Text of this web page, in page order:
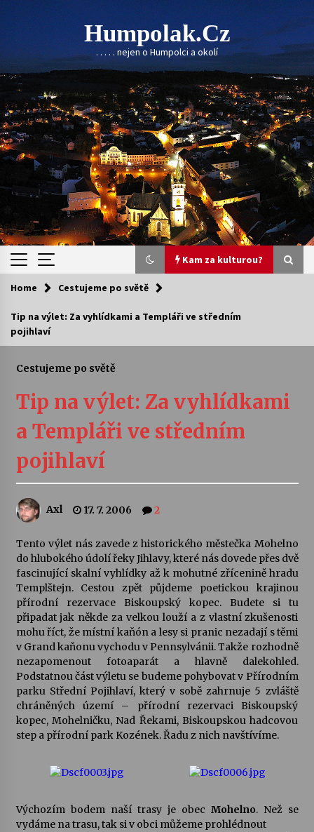
Skip
to
content
Humpolak.cz
. . . . . nejen o Humpolci a okolí
Kam za kulturou?
Kam za kulturou?
4. 8. 2026
Vernisáž výstavy Josefíny Duškové: Stávám se
kapkou
30. 7. 2026
Veselí muzikanti
30. 7. 2026
šedesátka: 28. 7.–1. 8. 2026
28. 7. 2026
Letní koncerty ve Stromovce: Kolchoz a
Jenakaši
28. 7. 2026
Votavžatský ploty
23. 7. 2026
Letní koncerty ve Stromovce: Rufus Miller
22. 7. 2026
Home Cestujeme po světě
Tip na výlet: Za vyhlídkami a Templáři ve středním
pojihlaví
Cestujeme po světě
Tip na výlet: Za vyhlídkami
a Templáři ve středním
pojihlaví
Axl 17. 7. 2006 2
Tento výlet nás zavede z historického městečka Mohelno
do hlubokého údolí řeky Jihlavy, které nás dovede přes dvě
fascinující skalní vyhlídky až k mohutné zřícenině hradu
Templštejn. Cestou zpět půjdeme poetickou krajinou
přírodní rezervace Biskoupský kopec. Budete si tu
připadat jak někde za velkou louží a z vlastní zkušenosti
mohu říct, že místní kaňón a lesy si pranic nezadají s těmi
v Grand kaňonu vychodu v Pennsylvánii. Takže rozhodně
nezapomenout fotoaparát a hlavně dalekohled.
Podstatnou část výletu se budeme pohybovat v Přírodním
parku Střední Pojihlaví, který v sobě zahrnuje 5 zvláště
chráněných území – přírodní rezervaci Biskoupský
kopec, Mohelničku, Nad Řekami, Biskoupskou hadcovou
step a přírodní park Kozének. Řadu z nich navštívíme.
Výchozím bodem naší trasy je obec Mohelno. Než se
vydáme na trasu, tak si v obci můžeme prohlédnout